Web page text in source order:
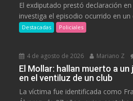
El exdiputado prestó declaración
investiga el episodio ocurrido en
Destacadas Policiales
4 de agosto de 2026 Mariano Z
El Mollar: hallan muerto a
en el ventiluz de un club
La víctima fue identificada como